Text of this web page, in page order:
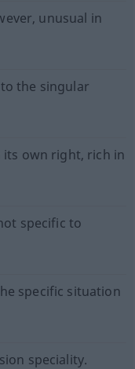
unusual in
the singular
its own right, rich in
specific to
specific situation
speciality.